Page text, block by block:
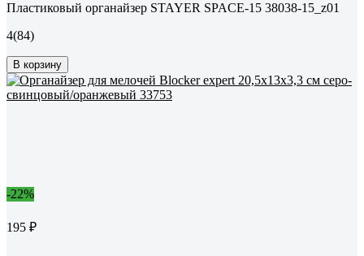
Пластиковый органайзер STAYER SPACE-15 38038-15_z01
4(84)
В корзину
-22%
195 ₽